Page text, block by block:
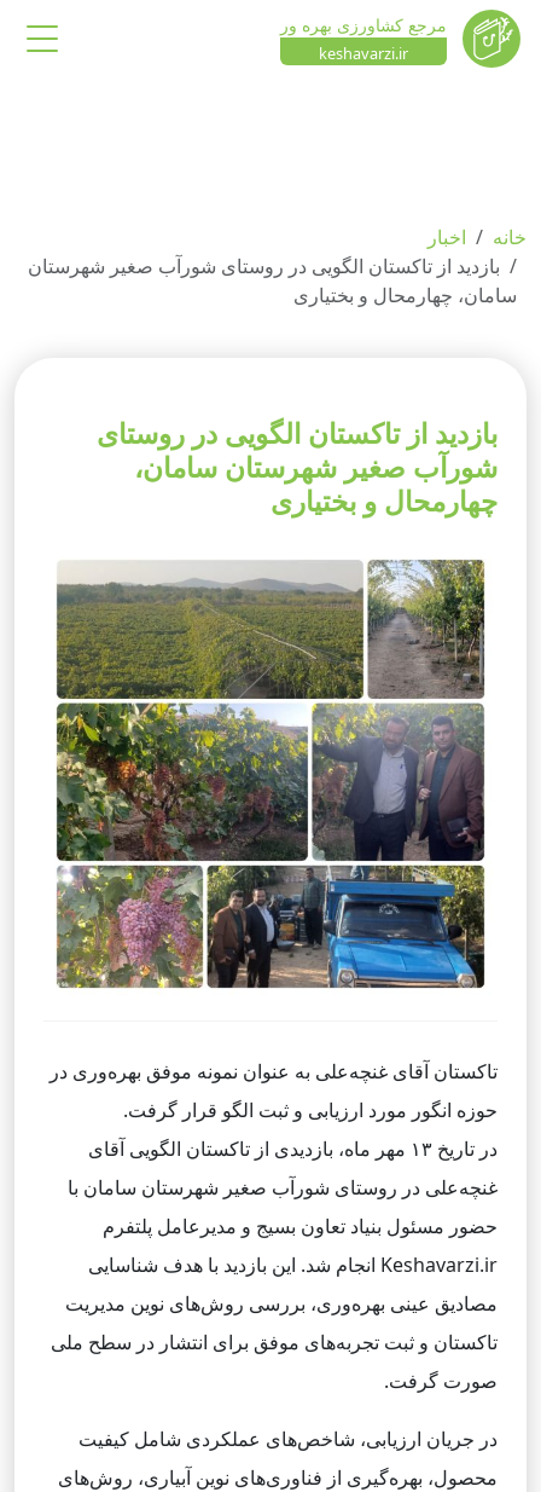
مرجع کشاورزی بهره ور
keshavarzi.ir
خانه
اخبار
بازدید از تاکستان الگویی در روستای شورآب صغیر شهرستان
سامان، چهارمحال و بختیاری
بازدید از تاکستان الگویی در روستای
شورآب صغیر شهرستان سامان،
چهارمحال و بختیاری
تاکستان آقای غنچه‌علی به عنوان نمونه موفق بهره‌وری در
حوزه انگور مورد ارزیابی و ثبت الگو قرار گرفت.
در تاریخ ۱۳ مهر ماه، بازدیدی از تاکستان الگویی آقای
غنچه‌علی در روستای شورآب صغیر شهرستان سامان با
حضور مسئول بنیاد تعاون بسیج و مدیرعامل پلتفرم
Keshavarzi.ir انجام شد. این بازدید با هدف شناسایی
مصادیق عینی بهره‌وری، بررسی روش‌های نوین مدیریت
تاکستان و ثبت تجربه‌های موفق برای انتشار در سطح ملی
صورت گرفت.
در جریان ارزیابی، شاخص‌های عملکردی شامل کیفیت
محصول، بهره‌گیری از فناوری‌های نوین آبیاری، روش‌های